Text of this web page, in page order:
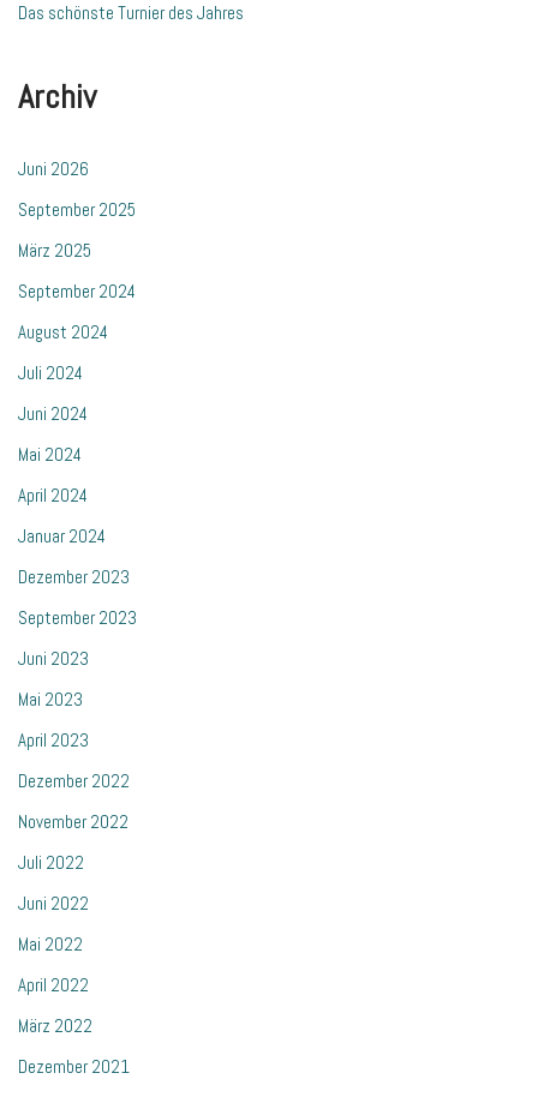
Das schönste Turnier des Jahres
Archiv
Juni 2026
September 2025
März 2025
September 2024
August 2024
Juli 2024
Juni 2024
Mai 2024
April 2024
Januar 2024
Dezember 2023
September 2023
Juni 2023
Mai 2023
April 2023
Dezember 2022
November 2022
Juli 2022
Juni 2022
Mai 2022
April 2022
März 2022
Dezember 2021